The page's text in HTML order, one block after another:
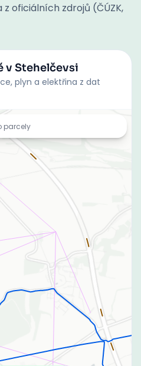
oficiálních zdrojů (ČÚZK,
v Stehelčevsi
plyn a elektřina z dat